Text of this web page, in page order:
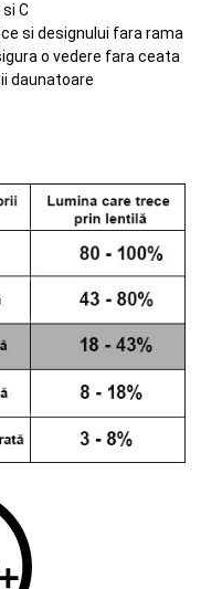
C
si designului fara rama
o vedere fara ceata
daunatoare